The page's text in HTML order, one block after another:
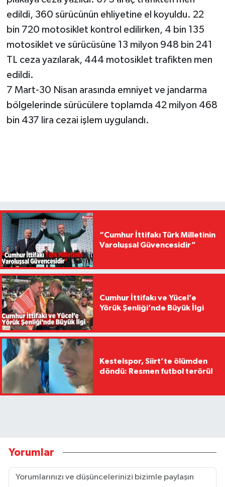
edildi, 360 sürücünün ehliyetine el koyuldu. 22
bin 720 motosiklet kontrol edilirken, 4 bin 135
motosiklet ve sürücüsüne 13 milyon 948 bin 241
TL ceza yazılarak, 444 motosiklet trafikten men
edildi.
7 Mart-30 Nisan arasında emniyet ve jandarma
bölgelerinde sürücülere toplamda 42 milyon 468
bin 437 lira cezai işlem uygulandı.
“Cumhur İttifakı Türk Milletinin
Varoluşsal Güvencesidir”
Cumhur İttifakı ve Yücel’e
Yörük Şenliği’nde Büyük İlgi
Kestelspor, Siirt’te ölümden
döndü: Resmen futbol terörü!
Yorumlar